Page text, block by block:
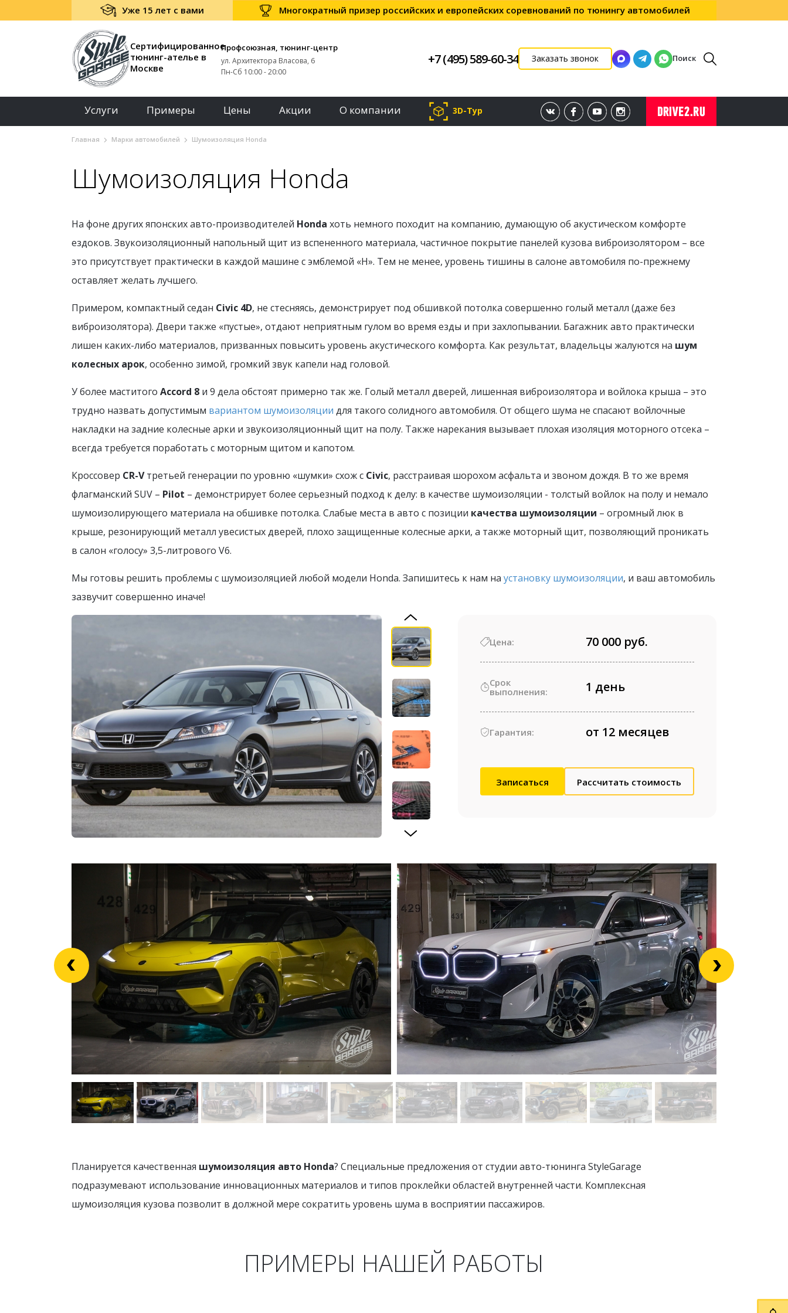
Уже 15 лет с вами Многократный призер российских и европейских соревнований по тюнингу автомобилей
+7 (495) 589-60-34 Заказать звонок Поиск
Сертифицированное
тюнинг-ателье в
Москве
Профсоюзная, тюнинг-центр
ул. Архитектора Власова, 6
Пн-Сб 10:00 - 20:00
Услуги Примеры Цены Акции О компании 3D-Тур
Главная Марки автомобилей Шумоизоляция Honda
Шумоизоляция Honda
На фоне других японских авто-производителей Honda хоть немного походит на компанию, думающую об акустическом комфорте
ездоков. Звукоизоляционный напольный щит из вспененного материала, частичное покрытие панелей кузова виброизолятором – все
это присутствует практически в каждой машине с эмблемой «H». Тем не менее, уровень тишины в салоне автомобиля по-прежнему
оставляет желать лучшего.
Примером, компактный седан Civic 4D, не стесняясь, демонстрирует под обшивкой потолка совершенно голый металл (даже без
виброизолятора). Двери также «пустые», отдают неприятным гулом во время езды и при захлопывании. Багажник авто практически
лишен каких-либо материалов, призванных повысить уровень акустического комфорта. Как результат, владельцы жалуются на шум
колесных арок, особенно зимой, громкий звук капели над головой.
У более маститого Accord 8 и 9 дела обстоят примерно так же. Голый металл дверей, лишенная виброизолятора и войлока крыша – это
трудно назвать допустимым вариантом шумоизоляции для такого солидного автомобиля. От общего шума не спасают войлочные
накладки на задние колесные арки и звукоизоляционный щит на полу. Также нарекания вызывает плохая изоляция моторного отсека –
всегда требуется поработать с моторным щитом и капотом.
Кроссовер CR-Vтретьей генерации по уровню «шумки» схож с Civic, расстраивая шорохом асфальта и звоном дождя. В то же время
флагманский SUV – Pilot – демонстрирует более серьезный подход к делу: в качестве шумоизоляции - толстый войлок на полу и немало
шумоизолирующего материала на обшивке потолка. Слабые места в авто с позиции качества шумоизоляции – огромный люк в
крыше, резонирующий металл увесистых дверей, плохо защищенные колесные арки, а также моторный щит, позволяющий проникать
в салон «голосу» 3,5-литрового V6.
Мы готовы решить проблемы с шумоизоляцией любой модели Honda. Запишитесь к нам на установку шумоизоляции, и ваш автомобиль
зазвучит совершенно иначе!
Цена: 70 000 руб.
Срок
выполнения:
1 день
Гарантия: от 12 месяцев
Записаться Рассчитать стоимость
Планируется качественная шумоизоляция авто Honda? Специальные предложения от студии авто-тюнинга StyleGarage
подразумевают использование инновационных материалов и типов проклейки областей внутренней части. Комплексная
шумоизоляция кузова позволит в должной мере сократить уровень шума в восприятии пассажиров.
ПРИМЕРЫ НАШЕЙ РАБОТЫ